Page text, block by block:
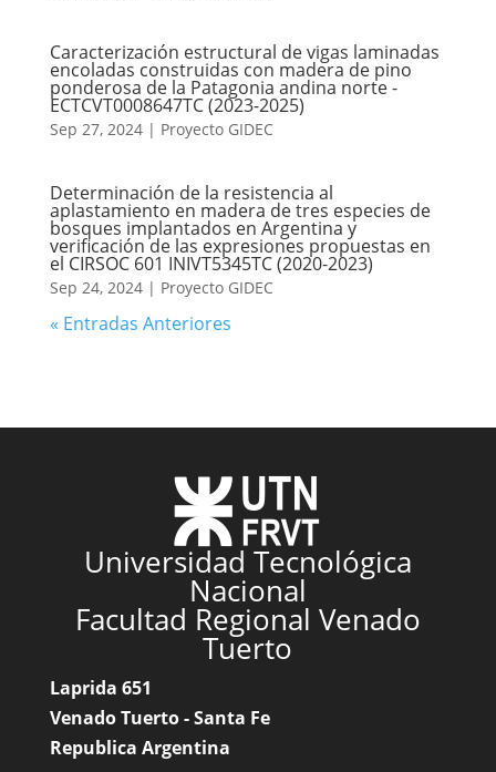
Caracterización estructural de vigas laminadas
encoladas construidas con madera de pino
ponderosa de la Patagonia andina norte -
ECTCVT0008647TC (2023-2025)
Sep 27, 2024| Proyecto GIDEC
Determinación de la resistencia al
aplastamiento en madera de tres especies de
bosques implantados en Argentina y
verificación de las expresiones propuestas en
el CIRSOC 601 INIVT5345TC (2020-2023)
Sep 24, 2024| Proyecto GIDEC
« Entradas Anteriores
Universidad Tecnológica
Nacional
Facultad Regional Venado
Tuerto
Laprida 651
Venado Tuerto - Santa Fe
Republica Argentina